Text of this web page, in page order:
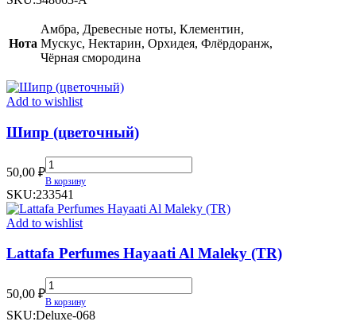
quantity
Нота
Амбра, Древесные ноты, Клементин,
Мускус, Нектарин, Орхидея, Флёрдоранж,
Чёрная смородина
Add to wishlist
Шипр (цветочный)
50,00 ₽
Шипр
(цветочный)
quantity
В корзину
SKU:233541
Add to wishlist
Lattafa Perfumes Hayaati Al Maleky (TR)
50,00 ₽
Lattafa
Perfumes
Hayaati
В корзину
SKU:Deluxe-068